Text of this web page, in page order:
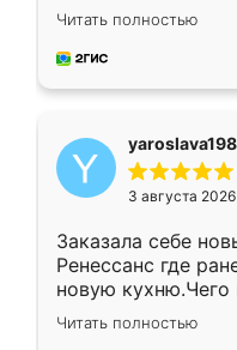
недели кухня
довольны
мебель за
Читать полностью
3 августа 2026
Заказала себе
Ренессанс где
новую кухню.Чего
вполне довольна.
два года,
Читать полностью